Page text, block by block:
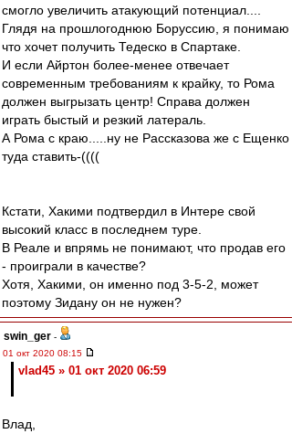
смогло увеличить атакующий потенциал....
Глядя на прошлогоднюю Боруссию, я понимаю
что хочет получить Тедеско в Спартаке.
И если Айртон более-менее отвечает
современным требованиям к крайку, то Рома
должен выгрызать центр! Справа должен
играть быстый и резкий латераль.
А Рома с краю.....ну не Рассказова же с Ещенко
туда ставить-((((
Кстати, Хакими подтвердил в Интере свой
высокий класс в последнем туре.
В Реале и впрямь не понимают, что продав его
- проиграли в качестве?
Хотя, Хакими, он именно под 3-5-2, может
поэтому Зидану он не нужен?
swin_ger -
01 окт 2020 08:15
vlad45 » 01 окт 2020 06:59
Влад,